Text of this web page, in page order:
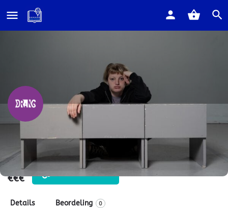
Home
Een interactieve voorstelling over mentale gezondheid
€€€ Bezoek website
Details Beordeling 0